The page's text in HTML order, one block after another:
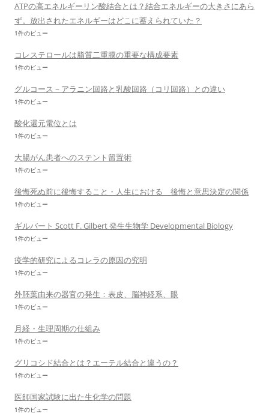
ATPの高エネルギーリン酸結合とは？結合エネルギーの大きさにあら
ず。放出されたエネルギーはどこに蓄えられていた？
1件のビュー
コレステロールは脂質二重膜の重要な構成要素
1件のビュー
グルコース－アラニン回路と乳酸回路（コリ回路）との違い
1件のビュー
酸化還元電位とは
1件のビュー
大腸がん患者へのステント留置術
1件のビュー
後悔死ぬ前に後悔すること・人生における 後悔と意思決定の関係
1件のビュー
ギルバート Scott F. Gilbert 発生生物学 Developmental Biology
1件のビュー
疫学的研究によるコレラの原因の究明
1件のビュー
外胚葉由来の器官の発生：表皮、脳神経系、眼
1件のビュー
月経・生理周期の仕組み
1件のビュー
グリコシド結合とは？エーテル結合と違うの？
1件のビュー
医師国家試験に出た生化学の問題
1件のビュー